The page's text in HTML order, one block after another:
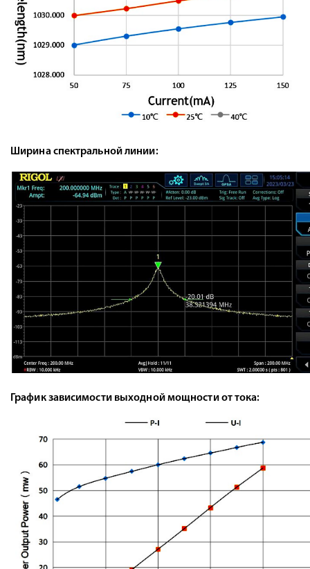
Ширина спектральной линии:
График зависимости выходной мощности от тока: